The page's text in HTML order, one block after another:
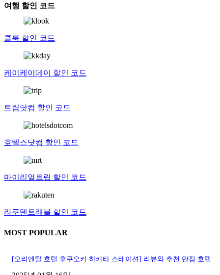
여행 할인 코드
클룩 할인 코드
케이케이데이 할인 코드
트립닷컴 할인 코드
호텔스닷컴 할인 코드
마이리얼트립 할인 코드
라쿠텐트래블 할인 코드
MOST POPULAR
[오리엔탈 호텔 후쿠오카 하카타 스테이션] 리뷰와 추천 만점 호텔